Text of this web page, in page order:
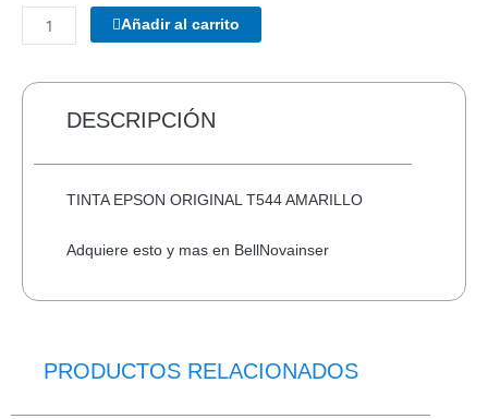
PARLANTES
WOOU
PULSE
25-
PORTABLE
COLORES
Añadir al carrito
DESCRIPCIÓN
TINTA EPSON ORIGINAL T544 AMARILLO
Adquiere esto y mas en BellNovainser
PRODUCTOS RELACIONADOS